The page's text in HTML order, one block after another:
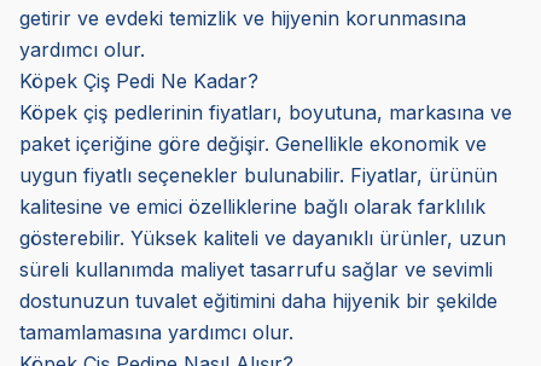
getirir ve evdeki temizlik ve hijyenin korunmasına
yardımcı olur.
Köpek Çiş Pedi Ne Kadar?
Köpek çiş pedlerinin fiyatları, boyutuna, markasına ve
paket içeriğine göre değişir. Genellikle ekonomik ve
uygun fiyatlı seçenekler bulunabilir. Fiyatlar, ürünün
kalitesine ve emici özelliklerine bağlı olarak farklılık
gösterebilir. Yüksek kaliteli ve dayanıklı ürünler, uzun
süreli kullanımda maliyet tasarrufu sağlar ve sevimli
dostunuzun tuvalet eğitimini daha hijyenik bir şekilde
tamamlamasına yardımcı olur.